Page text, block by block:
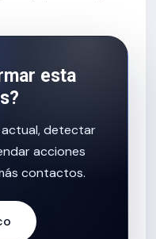
esta
detectar
acciones
contactos.